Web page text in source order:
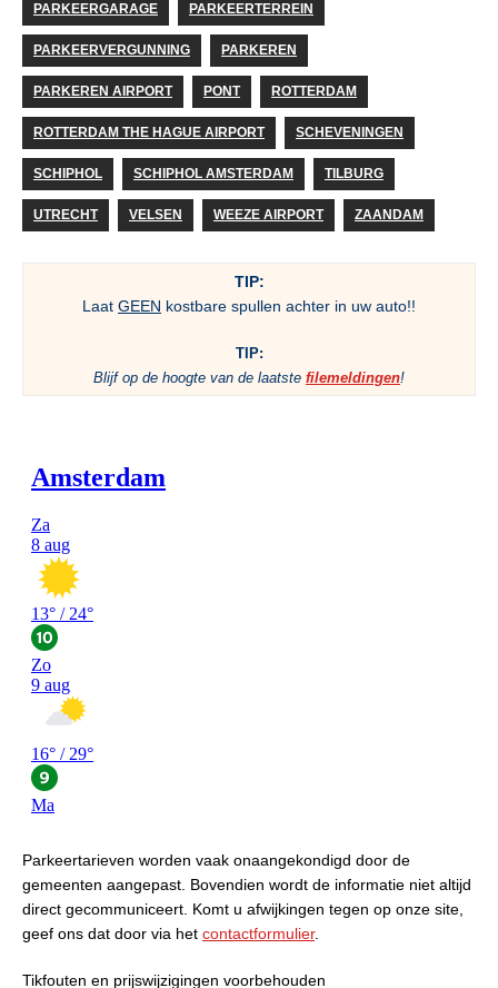
PARKEERGARAGE PARKEERTERREIN
PARKEERVERGUNNING PARKEREN
PARKEREN AIRPORT PONT ROTTERDAM
ROTTERDAM THE HAGUE AIRPORT SCHEVENINGEN
SCHIPHOL SCHIPHOL AMSTERDAM TILBURG
UTRECHT VELSEN WEEZE AIRPORT ZAANDAM
TIP:
Laat GEEN kostbare spullen achter in uw auto!!
TIP:
Blijf op de hoogte van de laatste filemeldingen!
Parkeertarieven worden vaak onaangekondigd door de
gemeenten aangepast. Bovendien wordt de informatie niet altijd
direct gecommuniceert. Komt u afwijkingen tegen op onze site,
geef ons dat door via het contactformulier.
Tikfouten en prijswijzigingen voorbehouden